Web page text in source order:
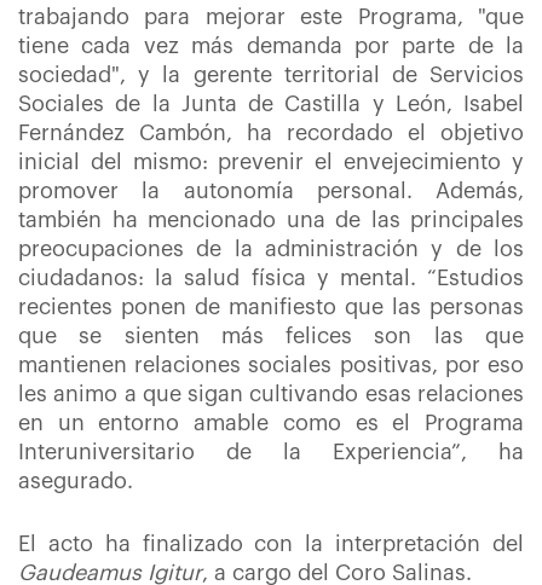
trabajando para mejorar este Programa, "que
tiene cada vez más demanda por parte de la
sociedad", y la gerente territorial de Servicios
Sociales de la Junta de Castilla y León, Isabel
Fernández Cambón, ha recordado el objetivo
inicial del mismo: prevenir el envejecimiento y
promover la autonomía personal. Además,
también ha mencionado una de las principales
preocupaciones de la administración y de los
ciudadanos: la salud física y mental. “Estudios
recientes ponen de manifiesto que las personas
que se sienten más felices son las que
mantienen relaciones sociales positivas, por eso
les animo a que sigan cultivando esas relaciones
en un entorno amable como es el Programa
Interuniversitario de la Experiencia”, ha
asegurado.
El acto ha finalizado con la interpretación del
Gaudeamus Igitur, a cargo del Coro Salinas.